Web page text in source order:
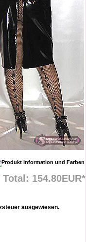
Total: 154.80EUR*
ausgewiesen.